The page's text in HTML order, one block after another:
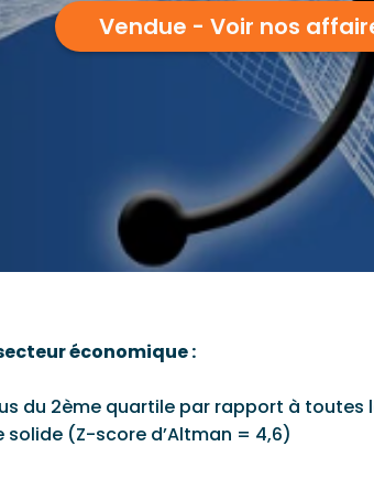
Vendue - Voir nos
économique :
du 2ème quartile par rapport à toutes
(Z-score d’Altman = 4,6)